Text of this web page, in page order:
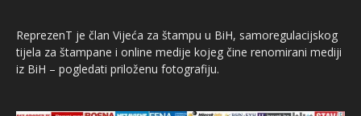
ReprezenT je član Vijeća za štampu u BiH, samoregulacijskog
tijela za štampane i online medije kojeg čine renomirani mediji
iz BiH – pogledati priloženu fotografiju.